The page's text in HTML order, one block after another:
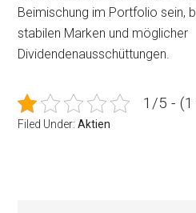
Beimischung im Portfolio sein,
stabilen Marken und möglicher
Dividendenausschüttungen.
1/5 -
Filed Under:Aktien